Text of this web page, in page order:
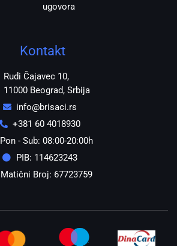
ugovora
Kontakt
Rudi Čajavec 10,
11000 Beograd, Srbija
info@brisaci.rs
+381 60 4018930
Pon - Sub: 08:00-20:00h
PIB: 114623243
Matični Broj: 67723759